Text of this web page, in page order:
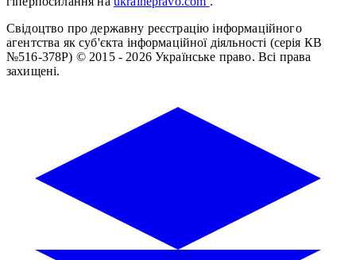
Свідоцтво про державну реєстрацію інформаційного
агентства як суб'єкта інформаційної діяльності (серія КВ
№516-378Р) © 2015 - 2026 Українське право. Всі права
захищені.